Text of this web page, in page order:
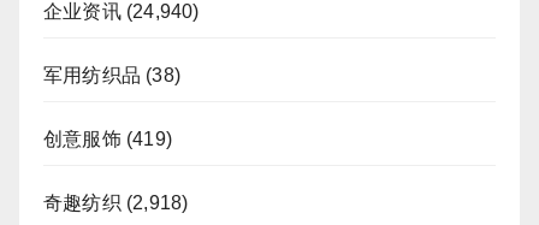
企业资讯(24,940)
军用纺织品 (38)
创意服饰(419)
奇趣纺织 (2,918)